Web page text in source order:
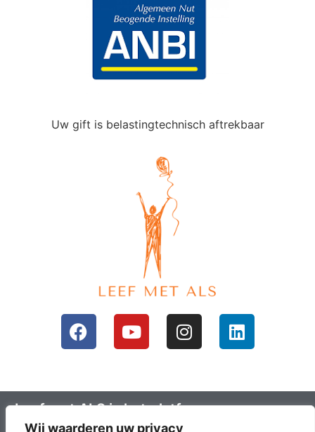
Wij waarderen uw privacy
Uw gift is belastingtechnisch aftrekbaar
Leef met ALS is het platform voor mensen